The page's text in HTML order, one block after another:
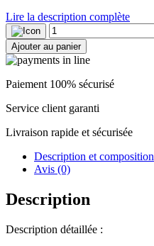
Lire la description complète
quantité
de
Pincette
bipolaire
isolée
Ajouter au panier
Paiement 100% sécurisé
Service client garanti
Livraison rapide et sécurisée
Description et composition
Avis (0)
Description
Description détaillée :